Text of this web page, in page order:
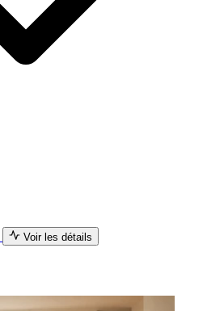
Voir les détails